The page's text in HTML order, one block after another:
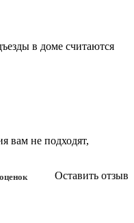
в доме считаются
вам не подходят,
Оставить отзыв